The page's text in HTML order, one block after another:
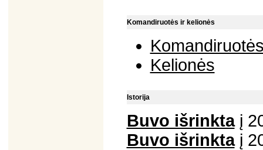
Komandiruotės ir kelionės
Kelionės
Istorija
Buvo išrinktaį
Buvo išrinktaį